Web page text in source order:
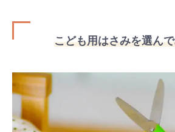
こども用はさみを選ん